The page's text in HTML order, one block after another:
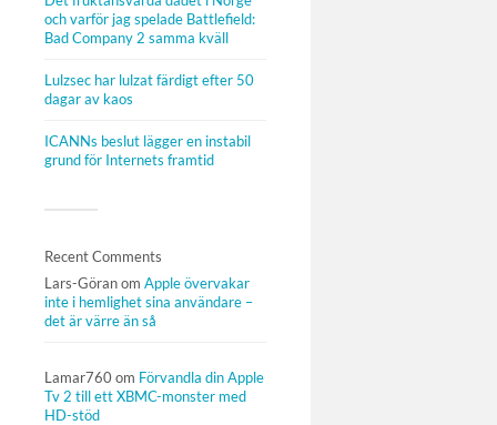
och varför jag spelade Battlefield:
Bad Company 2 samma kväll
Lulzsec har lulzat färdigt efter 50
dagar av kaos
ICANNs beslut lägger en instabil
grund för Internets framtid
Recent Comments
Lars-Göranom Apple övervakar
inte i hemlighet sina användare –
det är värre än så
Lamar760 om Förvandla din Apple
Tv 2 till ett XBMC-monster med
HD-stöd